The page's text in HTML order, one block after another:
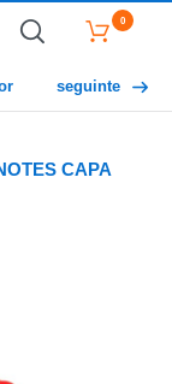
0
seguinte
CAPA